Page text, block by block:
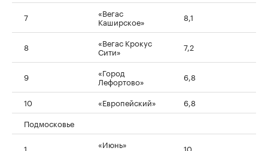
7 «Вегас
Каширское» 8,1
8 «Вегас Крокус
Сити» 7,2
9 «Город
Лефортово» 6,8
10 «Европейский»
6,8
Подмосковье
1 «Июнь» 10